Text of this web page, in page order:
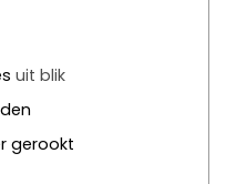
uit blik
gerookt